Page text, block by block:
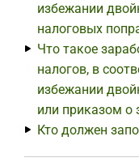
избежании
налоговых
Что такое
налогов, в
избежании
или приказом о
Кто должен